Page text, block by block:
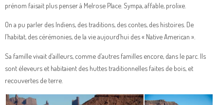
prénom faisait plus penser à Melrose Place. Sympa, affable, prolixe.
On a pu parler des Indiens, des traditions, des contes, des histoires. De
l’habitat, des cérémonies, de la vie aujourd’hui des « Native American ».
Sa famille vivait d’ailleurs, comme d’autres familles encore, dans le parc. Ils
sont éleveurs et habitaient des huttes traditionnelles faites de bois, et
recouvertes de terre.